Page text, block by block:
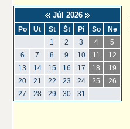
Júl 2026
Po Ut St Št Pi So
Ne
1
2 3 4
5
6
7 8 9 10 11
12
13
14 15 16 17 18
19
20
21 22 23 24 25
26
27
28 29 30 31